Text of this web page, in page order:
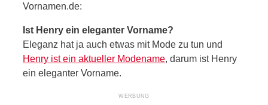
Vornamen.de:
Ist Henry ein eleganter Vorname?
Eleganz hat ja auch etwas mit Mode zu tun und
Henry ist ein aktueller Modename, darum ist Henry
ein eleganter Vorname.